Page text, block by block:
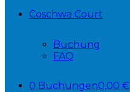
Coschwa Court
Buchung
FAQ
0 Buchungen0,00 €